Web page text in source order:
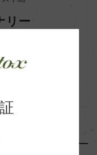
リーズ 40%
リー